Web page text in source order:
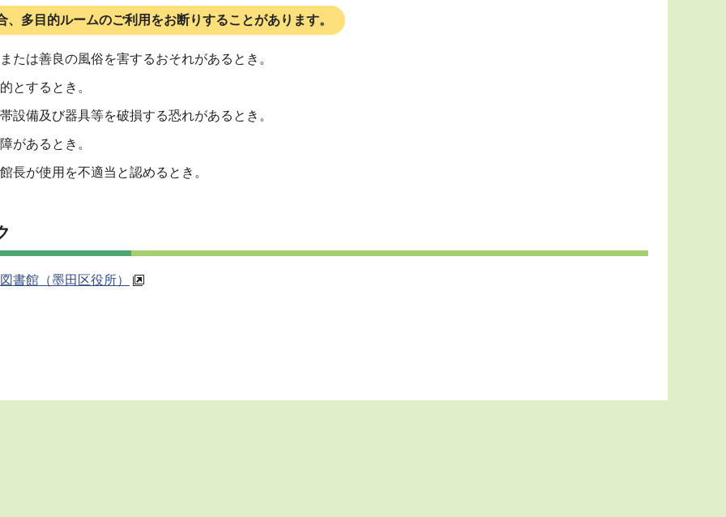
、多目的ルームのご利用をお断りすることがあります。
たは善良の風俗を害するおそれがあるとき。
とするとき。
設備及び器具等を破損する恐れがあるとき。
があるとき。
長が使用を不適当と認めるとき。
書館（墨田区役所）